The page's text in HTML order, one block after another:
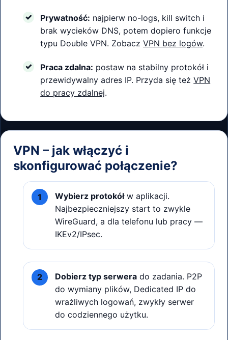
Prywatność: najpierw no-logs, kill switch i
brak wycieków DNS, potem dopiero funkcje
typu Double VPN. ZobaczVPN bez logów.
Praca zdalna: postaw na stabilny protokół i
przewidywalny adres IP. Przyda się teżVPN
do pracy zdalnej.
VPN – jak włączyć i
skonfigurować połączenie?
Wybierz protokółw aplikacji.
Najbezpieczniejszy start to zwykle
WireGuard, a dla telefonu lub pracy —
IKEv2/IPsec.
Dobierz typ serwera do zadania. P2P
do wymiany plików, Dedicated IP do
wrażliwych logowań, zwykły serwer
do codziennego użytku.